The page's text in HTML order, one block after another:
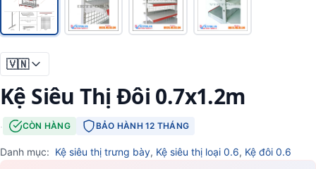
🇻🇳
Kệ Siêu Thị Đôi 0.7x1.2m
· CÒN HÀNG BẢO HÀNH 12 THÁNG
Danh mục: Kệ siêu thị trưng bày, Kệ siêu thị loại 0.6, Kệ đôi 0.6